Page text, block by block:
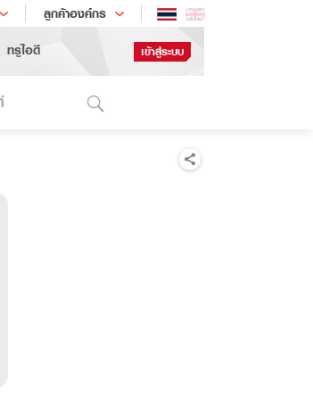
ลูกค้าองค์กร
เทรนด์เทคโนโลยี
ทรูไอดี เข้าสู่ระบบ